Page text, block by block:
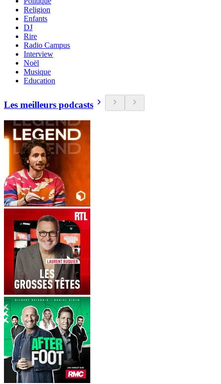
Religion
Enfants
DJ
Rire
Radio Campus
Interview
Noël
Musique
Education
Les meilleurs podcasts